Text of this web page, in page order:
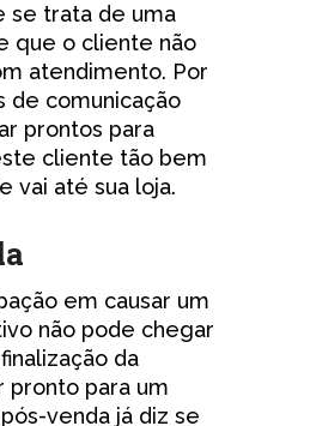
se trata de uma
que o cliente não
atendimento. Por
de comunicação
prontos para
cliente tão bem
vai até sua loja.
em causar um
não pode chegar
da
pronto para um
venda já diz se